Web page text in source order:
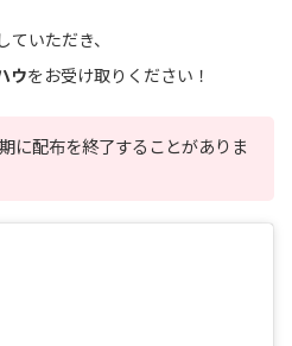
いただき、
ウをお受け取りください！
に配布を終了することがありま